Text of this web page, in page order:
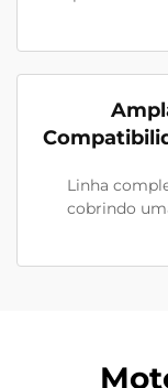
Linha
cobrindo